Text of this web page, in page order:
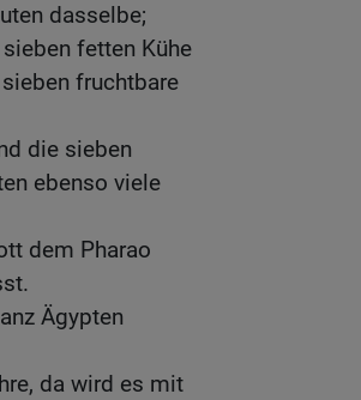
dasselbe;
fetten Kühe
fruchtbare
die sieben
ebenso viele
dem Pharao
Ägypten
da wird es mit